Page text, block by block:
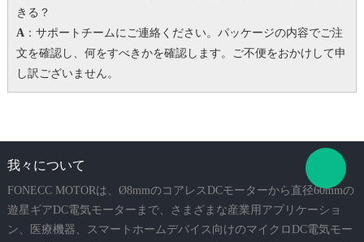
きる？
A：サポートチームにご連絡ください。パッケージの内容でご注
文を確認し、何をすべきかを確認します。 ご不便をおかけして申
し訳ございません。
我々について
FONECC MOTORは、Ø8mmのコアレスDCモーターから直径60mmの
遊星ギアDC電気モーターまで、さまざまな産業用アプリケーショ
ン、医療機器、スマートホームデバイス向けのマイクロDC電気モー